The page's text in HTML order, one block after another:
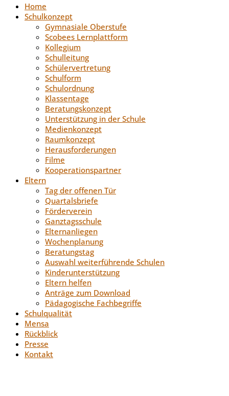
Home
Schulkonzept
Gymnasiale Oberstufe
Scobees Lernplattform
Kollegium
Schulleitung
Schülervertretung
Schulform
Schulordnung
Klassentage
Beratungskonzept
Unterstützung in der Schule
Medienkonzept
Raumkonzept
Herausforderungen
Filme
Kooperationspartner
Eltern
Tag der offenen Tür
Quartalsbriefe
Förderverein
Ganztagsschule
Elternanliegen
Wochenplanung
Beratungstag
Auswahl weiterführende Schulen
Kinderunterstützung
Eltern helfen
Anträge zum Download
Pädagogische Fachbegriffe
Schulqualität
Mensa
Rückblick
Presse
Kontakt